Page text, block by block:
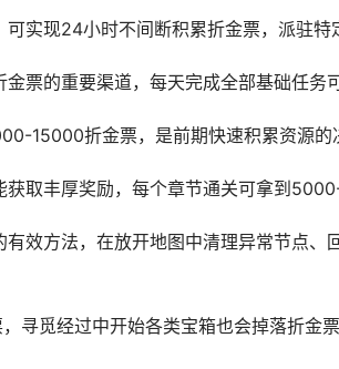
实现24小时不间断积累折金票，派驻特
金票的重要渠道，每天完成全部基础任务
15000折金票，是前期快速积累资源的
取丰厚奖励，每个章节通关可拿到
效方法，在放开地图中清理异常节点、
寻觅经过中开始各类宝箱也会掉落折金